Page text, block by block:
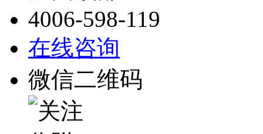
4006-598-119
在线咨询
微信二维码